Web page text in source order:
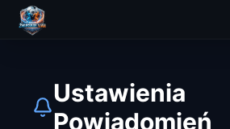
Ustawienia
Powiadomień